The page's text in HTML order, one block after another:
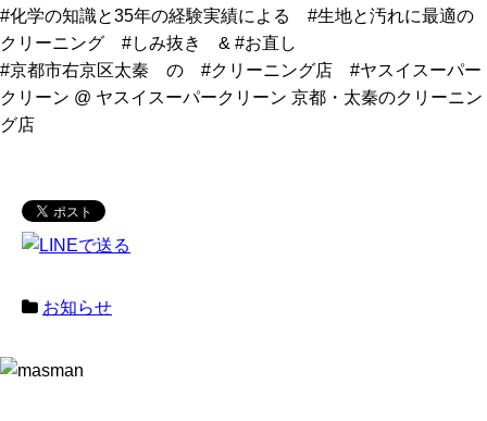
#化学の知識と35年の経験実績による #生地と汚れに最適の
クリーニング #しみ抜き & #お直し
#京都市右京区太秦 の #クリーニング店 #ヤスイスーパー
クリーン @ ヤスイスーパークリーン 京都・太秦のクリーニン
グ店
お知らせ